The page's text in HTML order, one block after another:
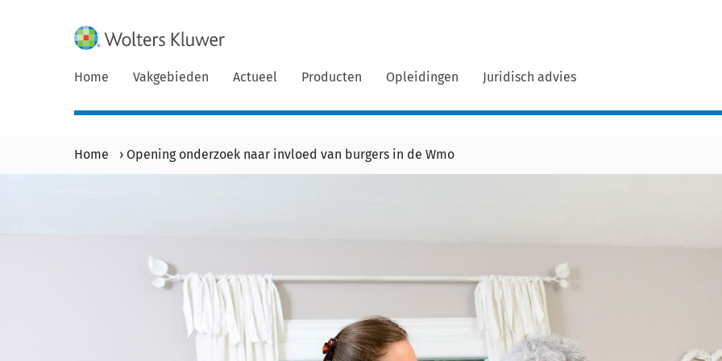
Home Vakgebieden Actueel Producten Opleidingen Juridisch advies
Home › Opening onderzoek naar invloed van burgers in de Wmo